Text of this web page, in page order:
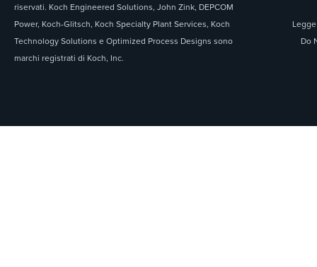
riservati. Koch Engineered Solutions, John Zink, DEPCOM
Power, Koch-Glitsch, Koch Specialty Plant Services, Koch
Technology Solutions e Optimized Process Designs sono
marchi registrati di Koch, Inc.
Do